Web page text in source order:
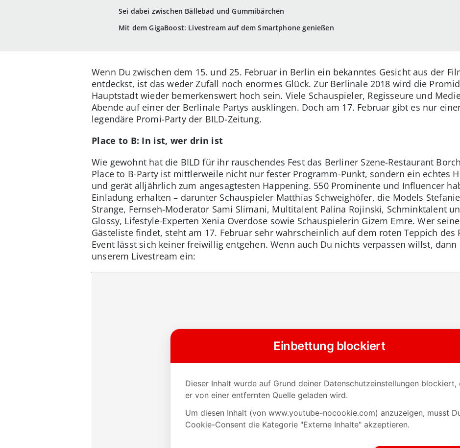
Sei dabei zwischen Bällebad und Gummibärchen
Mit dem GigaBoost: Livestream auf dem Smartphone genießen
Wenn Du zwischen dem 15. und 25. Februar in Berlin ein bekanntes Gesicht aus der
entdeckst, ist das weder Zufall noch enormes Glück. Zur Berlinale 2018 wird die
Hauptstadt wieder bemerkenswert hoch sein. Viele Schauspieler, Regisseure und
Abende auf einer der Berlinale Partys ausklingen. Doch am 17. Februar gibt es nur
legendäre Promi-Party der BILD-Zeitung.
Place to B: In ist, wer drin ist
Wie gewohnt hat die BILD für ihr rauschendes Fest das Berliner Szene-Restaurant
Place to B-Party ist mittlerweile nicht nur fester Programm-Punkt, sondern ein echtes
und gerät alljährlich zum angesagtesten Happening. 550 Prominente und Influencer
Einladung erhalten – darunter Schauspieler Matthias Schweighöfer, die Models
Strange, Fernseh-Moderator Sami Slimani, Multitalent Palina Rojinski, Schminktalent
Glossy, Lifestyle-Experten Xenia Overdose sowie Schauspielerin Gizem Emre. Wer
Gästeliste findet, steht am 17. Februar sehr wahrscheinlich auf dem roten Teppich des
Event lässt sich keiner freiwillig entgehen. Wenn auch Du nichts verpassen willst,
unserem Livestream ein: